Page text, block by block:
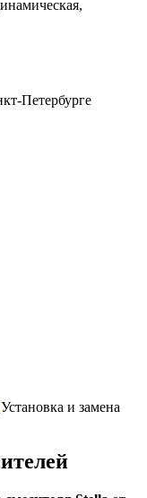
Установка и замена